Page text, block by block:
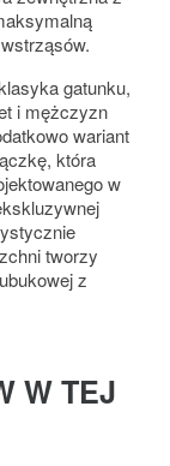
gatunku,
i mężczyzn
wariant
która
w
tworzy
z
W TEJ